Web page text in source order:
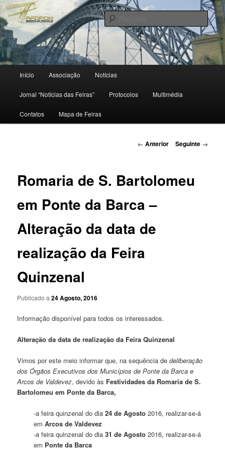
Saltar
para
o
conteúdo
primário
principal
Início Associação Notícias
Jornal “Notícias das Feiras” Protocolos Multimédia
Contatos Mapa de Feiras
Navegação
← Anterior Seguinte →
Romaria de S. Bartolomeu
em Ponte da Barca –
Alteração da data de
realização da Feira
Quinzenal
Publicado a24 Agosto, 2016
Informação disponível para todos os interessados.
Alteração da data de realização da Feira Quinzenal
Vimos por este meio informar que, na sequência dedeliberação
dos Órgãos Executivos dos Municípios de Ponte da Barca e
Arcos de Valdevez, devido às Festividades da Romaria de S.
Bartolomeu em Ponte da Barca,
-a feira quinzenal do dia 24 de Agosto2016, realizar-se-á
em Arcos de Valdevez
-a feira quinzenal do dia 31 de Agosto2016, realizar-se-á
em Ponte da Barca